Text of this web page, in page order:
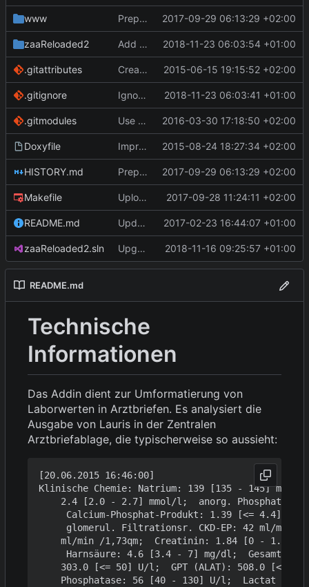
www Prepare release 2.4.2. 2017-09-29 06:13:29 +02:00
zaaReloaded2 Add new dummy pfx file for use with VS2017. 2018-11-23 06:03:54 +01:00
.gitattributes Create zaaReloaded2 project and solution. 2015-06-15 19:15:52 +02:00
.gitignore Ignore publish/ folder. 2018-11-23 06:03:41 +01:00
.gitmodules Use VstoAddinInstaller from Github repository. 2016-03-30 17:18:50 +02:00
Doxyfile Improve documentation 2015-08-24 18:27:34 +02:00
HISTORY.md Prepare release 2.4.2. 2017-09-29 06:13:29 +02:00
Makefile Upload symlinked files into downloads dir as well. 2017-09-28 11:24:11 +02:00
README.md Update copyright; website. 2017-02-23 16:44:07 +01:00
zaaReloaded2.sln Upgrade to target .NET 4.5.2, Visual Studio 2017. 2018-11-16 09:25:57 +01:00
README.md
Technische
Informationen
Das Addin dient zur Umformatierung von
Laborwerten in Arztbriefen. Es analysiert die
Ausgabe von Lauris in der Zentralen
Arztbriefablage, die typischerweise so aussieht:
[20.06.2015 16:46:00]
Klinische Chemie: Natrium: 139 [135 - 145]
2.4 [2.0 - 2.7] mmol/l;  anorg. Phosphat:
Calcium-Phosphat-Produkt: 1.39 [<= 4.4]
glomerul. Filtrationsr. CKD-EP: 42 ml/min
ml/min /1,73qm;  Creatinin: 1.84 [0 - 1.17]
Harnsäure: 4.6 [3.4 - 7] mg/dl;  Gesamt-
303.0 [<= 50] U/l;  GPT (ALAT): 508.0 [<=
Phosphatase: 56 [40 - 130] U/l;  Lactat